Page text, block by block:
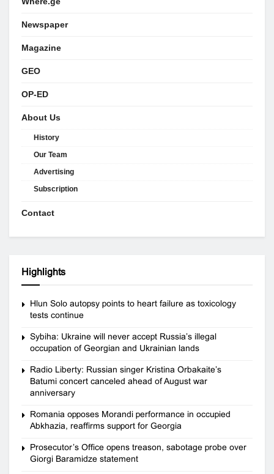
Newspaper
Magazine
GEO
OP-ED
About Us
History
Our Team
Advertising
Subscription
Contact
Highlights
Hlun Solo autopsy points to heart failure as toxicology
tests continue
Sybiha: Ukraine will never accept Russia’s illegal
occupation of Georgian and Ukrainian lands
Radio Liberty: Russian singer Kristina Orbakaite’s
Batumi concert canceled ahead of August war
anniversary
Romania opposes Morandi performance in occupied
Abkhazia, reaffirms support for Georgia
Prosecutor’s Office opens treason, sabotage probe over
Giorgi Baramidze statement